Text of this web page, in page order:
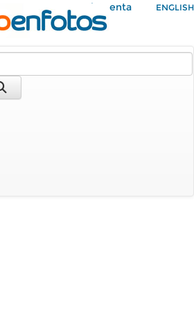
Mi Cuenta ENGLISH